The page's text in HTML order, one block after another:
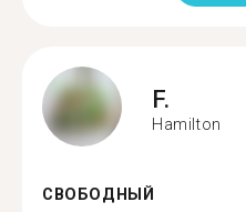
F.
Hamilton
СВОБОДНЫЙ